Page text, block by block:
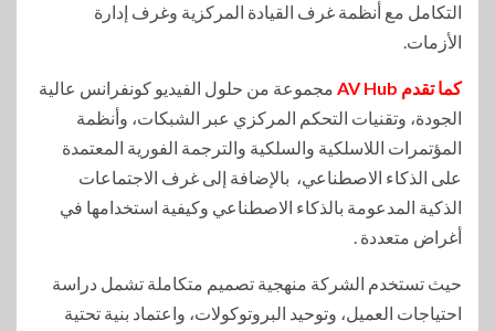
التكامل مع أنظمة غرف القيادة المركزية وغرف إدارة
الأزمات.
كما تقدم AV Hub
مجموعة من حلول الفيديو كونفرانس عالية
الجودة، وتقنيات التحكم المركزي عبر الشبكات، وأنظمة
المؤتمرات اللاسلكية والسلكية والترجمة الفورية المعتمدة
على الذكاء الاصطناعي، بالإضافة إلى غرف الاجتماعات
الذكية المدعومة بالذكاء الاصطناعي وكيفية استخدامها في
أغراض متعددة .
حيث تستخدم الشركة منهجية تصميم متكاملة تشمل دراسة
احتياجات العميل، وتوحيد البروتوكولات، واعتماد بنية تحتية